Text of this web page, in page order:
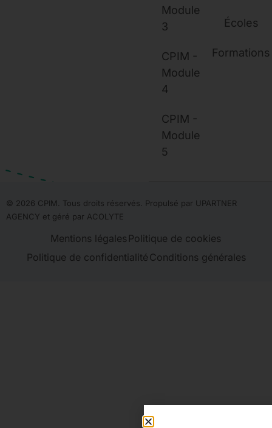
Module
3
CPIM -
Module
4
CPIM -
Module
5
Écoles
Formations
© 2026 CPIM. Tous droits réservés. Propulsé par UPARTNER
AGENCY et géré par ACOLYTE
Mentions légales Politique de cookies
Politique de confidentialité Conditions générales